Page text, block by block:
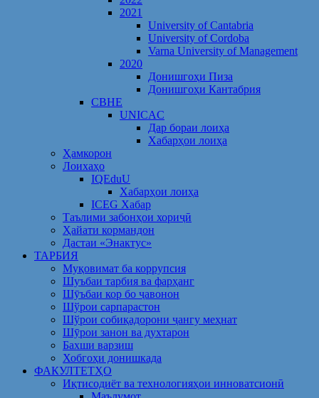
2021
University of Cantabria
University of Cordoba
Varna University of Management
2020
Донишгоҳи Пиза
Донишгоҳи Кантабрия
CBHE
UNICAC
Дар бораи лоиҳа
Хабарҳои лоиҳа
Ҳамкорон
Лоихаҳо
IQEduU
Хабарҳои лоиҳа
ICEG Хабар
Таълими забонҳои хориҷӣ
Ҳайати кормандон
Дастаи «Энактус»
ТАРБИЯ
Муқовимат ба коррупсия
Шуъбаи тарбия ва фарҳанг
Шӯъбаи кор бо ҷавонон
Шўрои сарпарастон
Шўрои собиқадорони ҷангу меҳнат
Шӯрои занон ва духтарон
Бахши варзиш
Хобгоҳи донишкада
ФАКУЛТЕТҲО
Иқтисодиёт ва технологияҳои инноватсионӣ